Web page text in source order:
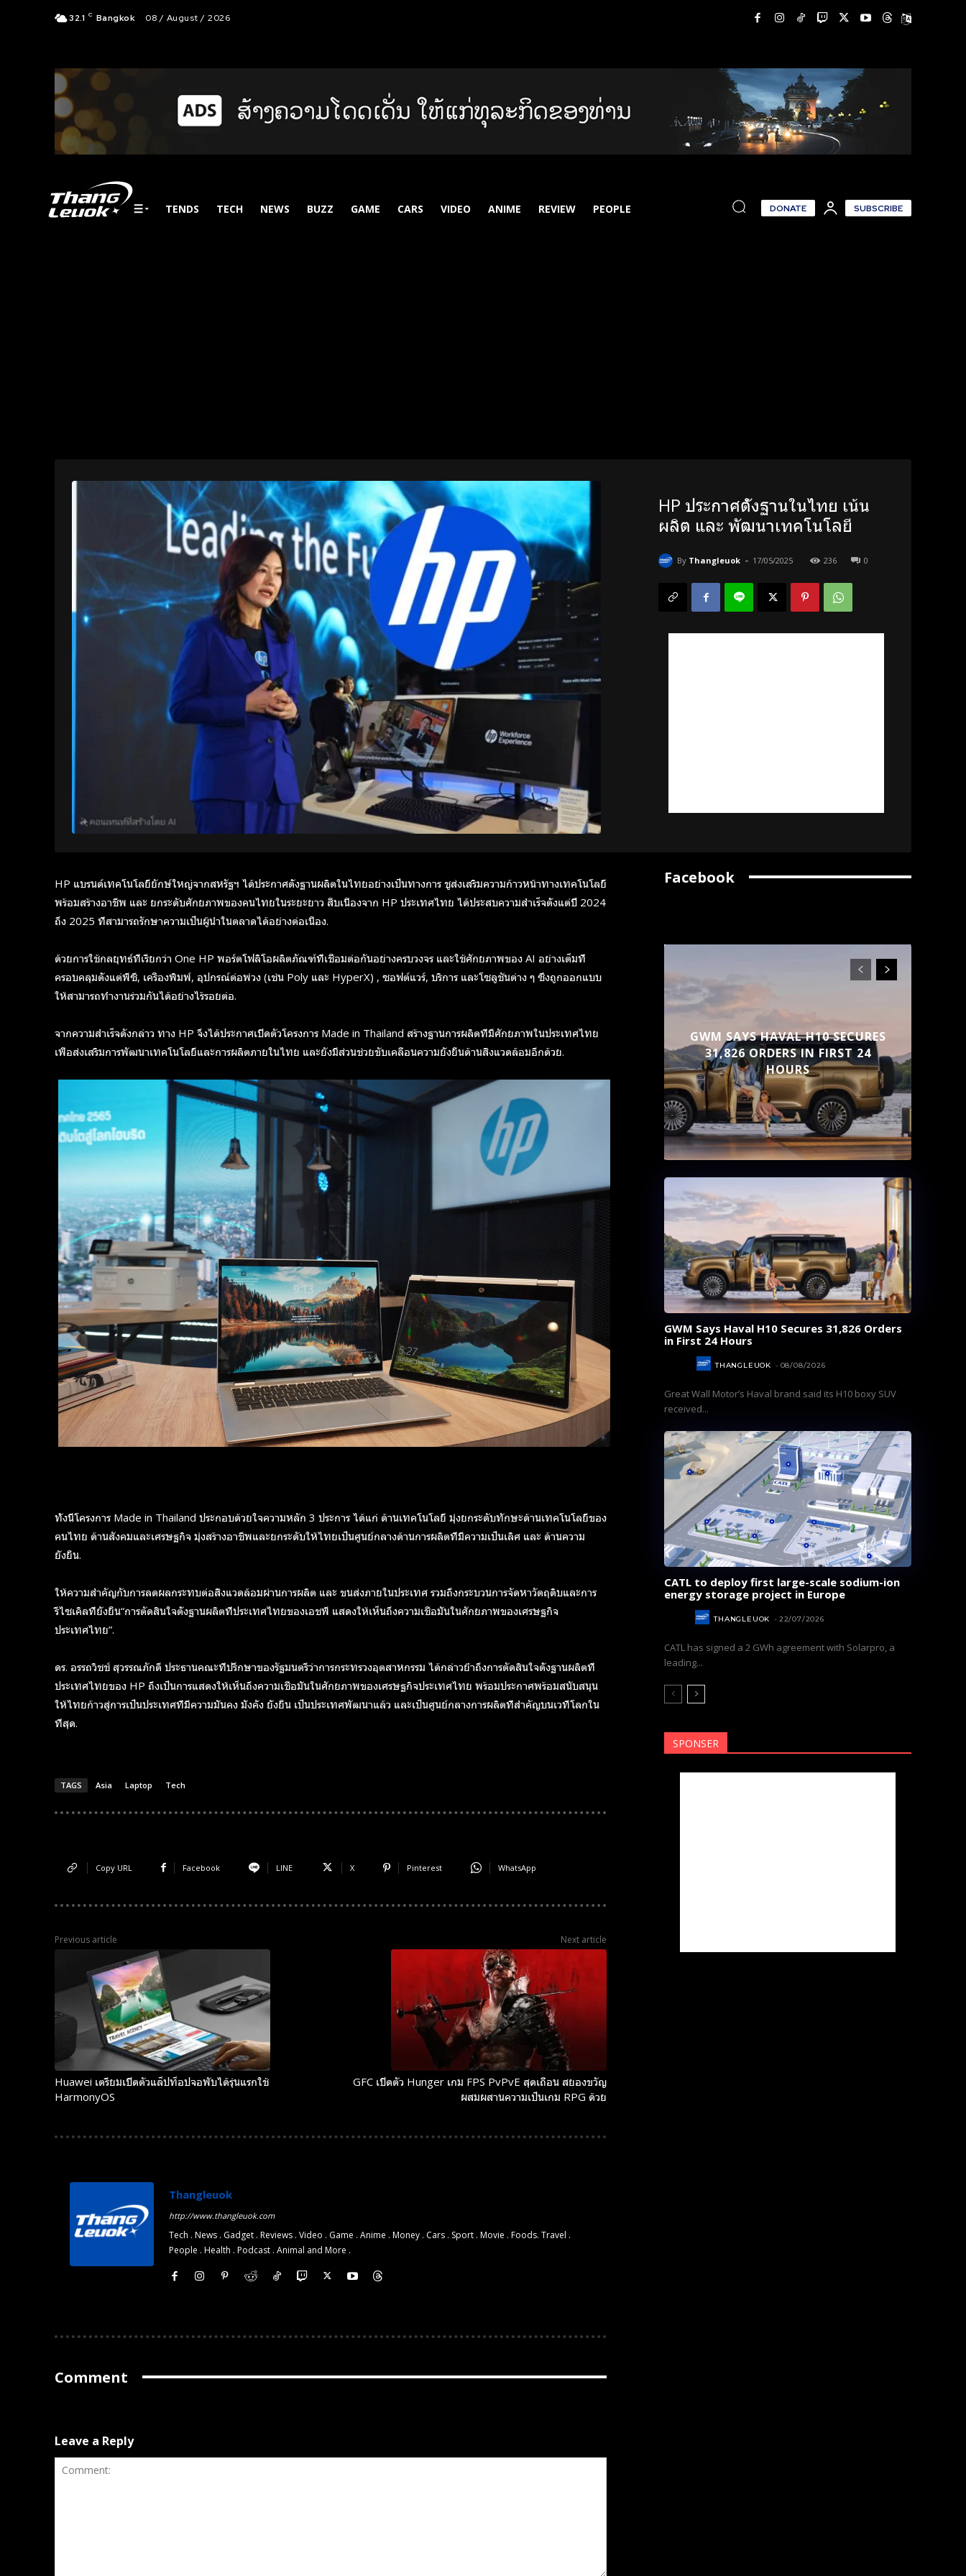
Subscribe now
content
Trial
Monthly or
Professional
Rated
Guides
I Want To Sign Up
Subscribe now
content
Trial
Monthly or
Professional
Rated
Guides
I Want To Sign Up
32.1 C Bangkok 08 / August / 2026
TENDS TECH NEWS BUZZ GAME CARS VIDEO ANIME REVIEW PEOPLE DONATE SUBSCRIBE
HP ประกาศตั้งฐานในไทย เน้น
ผลิต และ พัฒนาเทคโนโลยี
By Thangleuok - 17/05/2025 236 0
HP แบรนด์เทคโนโลยียักษ์ใหญ่จากสหรัฐฯ ได้ประกาศตั้งฐานผลิตในไทยอย่างเป็นทางการ ชูส่งเสริมความก้าวหน้าทางเทคโนโลยี
พร้อมสร้างอาชีพ และ ยกระดับศักยภาพของคนไทยในระยะยาว สืบเนื่องจาก HP ประเทศไทย ได้ประสบความสำเร็จตั้งแต่ปี 2024
ถึง 2025 ที่สามารถรักษาความเป็นผู้นำในตลาดได้อย่างต่อเนื่อง.
ด้วยการใช้กลยุทธ์ที่เรียกว่า One HP พอร์ตโฟลิโอผลิตภัณฑ์ที่เชื่อมต่อกันอย่างครบวงจร และใช้ศักยภาพของ AI อย่างเต็มที่
ครอบคลุมตั้งแต่พีซี, เครื่องพิมพ์, อุปกรณ์ต่อพ่วง (เช่น Poly และ HyperX) , ซอฟต์แวร์, บริการ และโซลูชันต่าง ๆ ซึ่งถูกออกแบบ
ให้สามารถทำงานร่วมกันได้อย่างไร้รอยต่อ.
จากความสำเร็จดังกล่าว ทาง HP จึงได้ประกาศเปิดตัวโครงการ Made in Thailand สร้างฐานการผลิตที่มีศักยภาพในประเทศไทย
เพื่อส่งเสริมการพัฒนาเทคโนโลยีและการผลิตภายในไทย และยังมีส่วนช่วยขับเคลื่อนความยั่งยืนด้านสิ่งแวดล้อมอีกด้วย.
ทั้งนี้โครงการ Made in Thailand ประกอบด้วยใจความหลัก 3 ประการ ได้แก่ ด้านเทคโนโลยี มุ่งยกระดับทักษะด้านเทคโนโลยีของ
คนไทย ด้านสังคมและเศรษฐกิจ มุ่งสร้างอาชีพและยกระดับให้ไทยเป็นศูนย์กลางด้านการผลิตที่มีความเป็นเลิศ และ ด้านความ
ยั่งยืน.
ให้ความสำคัญกับการลดผลกระทบต่อสิ่งแวดล้อมผ่านการผลิต และ ขนส่งภายในประเทศ รวมถึงกระบวนการจัดหาวัตถุดิบและการ
รีไซเคิลที่ยั่งยืน“การตัดสินใจตั้งฐานผลิตที่ประเทศไทยของเอชพี แสดงให้เห็นถึงความเชื่อมั่นในศักยภาพของเศรษฐกิจ
ประเทศไทย”.
ดร. อรรถวิชช์ สุวรรณภักดี ประธานคณะที่ปรึกษาของรัฐมนตรีว่าการกระทรวงอุตสาหกรรม ได้กล่าวย้ำถึงการตัดสินใจตั้งฐานผลิตที่
ประเทศไทยของ HP ถึงเป็นการแสดงให้เห็นถึงความเชื่อมั่นในศักยภาพของเศรษฐกิจประเทศไทย พร้อมประกาศพร้อมสนับสนุน
ให้ไทยก้าวสู่การเป็นประเทศที่มีความมั่นคง มั่งคั่ง ยั่งยืน เป็นประเทศพัฒนาแล้ว และเป็นศูนย์กลางการผลิตที่สำคัญบนเวทีโลกใน
ที่สุด.
TAGS Asia Laptop Tech
Copy URL Facebook LINE X Pinterest WhatsApp
Previous article
Huawei เตรียมเปิดตัวแล็ปท็อปจอพับได้รุ่นแรกใช้
HarmonyOS
Next article
GFC เปิดตัว Hunger เกม FPS PvPvE สุดเถื่อน สยองขวัญ
ผสมผสานความเป็นเกม RPG ด้วย
Thangleuok
http://www.thangleuok.com
Tech . News . Gadget . Reviews . Video . Game . Anime . Money . Cars . Sport . Movie . Foods. Travel .
People . Health . Podcast . Animal and More .
Comment
Leave a Reply
Facebook
GWM SAYS HAVAL H10 SECURES
31,826 ORDERS IN FIRST 24
HOURS
GWM Says Haval H10 Secures 31,826 Orders
in First 24 Hours
THANGLEUOK - 08/08/2026
Great Wall Motor’s Haval brand said its H10 boxy SUV
received...
CATL to deploy first large-scale sodium-ion
energy storage project in Europe
THANGLEUOK - 22/07/2026
CATL has signed a 2 GWh agreement with Solarpro, a
leading...
SPONSER